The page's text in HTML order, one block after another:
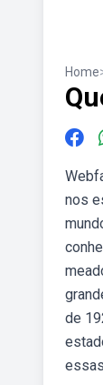
Home
nos
de